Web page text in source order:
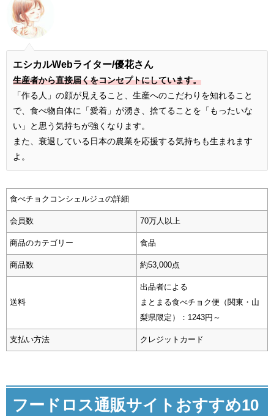
エシカルWebライター/優花さん
生産者から直接届くをコンセプトにしています。
「作る人」の顔が見えること、生産へのこだわりを知れること
で、食べ物自体に「愛着」が湧き、捨てることを「もったいな
い」と思う気持ちが強くなります。
また、衰退している日本の農業を応援する気持ちも生まれます
よ。
食べチョクコンシェルジュの詳細
会員数 70万人以上
商品のカテゴリー 食品
商品数 約53,000点
送料
出品者による
まとまる食べチョク便（関東・山
梨県限定）：1243円～
支払い方法 クレジットカード
フードロス通販サイトおすすめ10